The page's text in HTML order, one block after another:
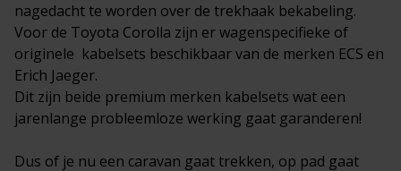
nagedacht te worden over de trekhaak bekabeling.
Voor de Toyota Corolla zijn er wagenspecifieke of
originele kabelsets beschikbaar van de merken ECS en
Erich Jaeger.
Dit zijn beide premium merken kabelsets wat een
jarenlange probleemloze werking gaat garanderen!
Dus of je nu een caravan gaat trekken, op pad gaat